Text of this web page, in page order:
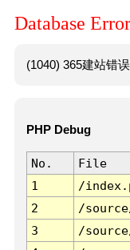
Database Error
(1040) 365建站错
PHP Debug
No. File
1
/
2
/
3
/